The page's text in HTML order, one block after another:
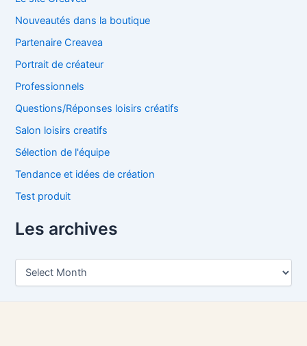
Nouveautés dans la boutique
Partenaire Creavea
Portrait de créateur
Professionnels
Questions/Réponses loisirs créatifs
Salon loisirs creatifs
Sélection de l'équipe
Tendance et idées de création
Test produit
Les archives
L